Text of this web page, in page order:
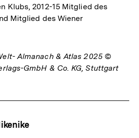
Klubs, 2012-15 Mitglied des
Mitglied des Wiener
Almanach & Atlas 2025 ©
GmbH & Co. KG, Stuttgart